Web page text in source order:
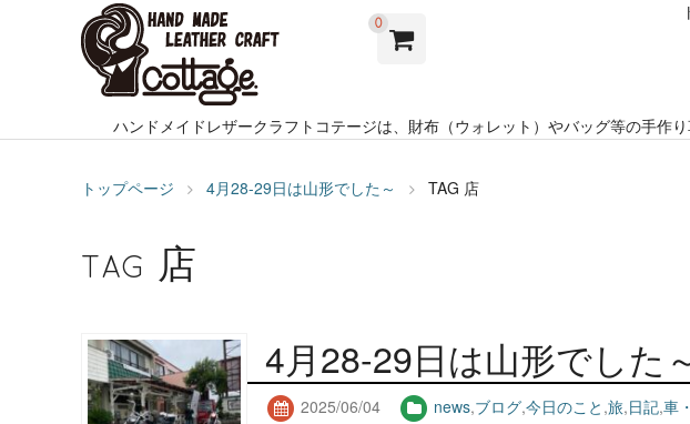
0
ハンドメイドレザークラフトコテージは、財布（ウォレット）やバッグ等の手作
トップページ 4月28-29日は山形でした～ TAG 店
TAG 店
4月28-29日は山形でした
2025/06/04 news,ブログ,今日のこと ,旅,日記,車